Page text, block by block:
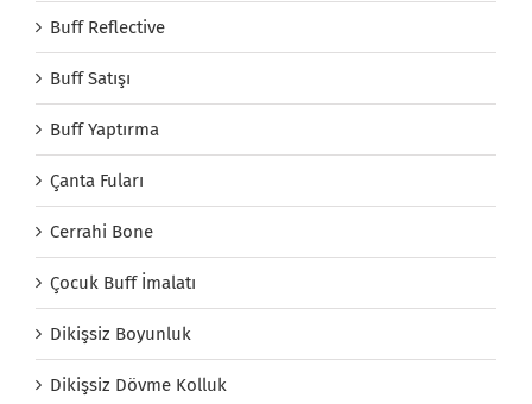
Buff Reflective
Buff Satışı
Buff Yaptırma
Çanta Fuları
Cerrahi Bone
Çocuk Buff İmalatı
Dikişsiz Boyunluk
Dikişsiz Dövme Kolluk